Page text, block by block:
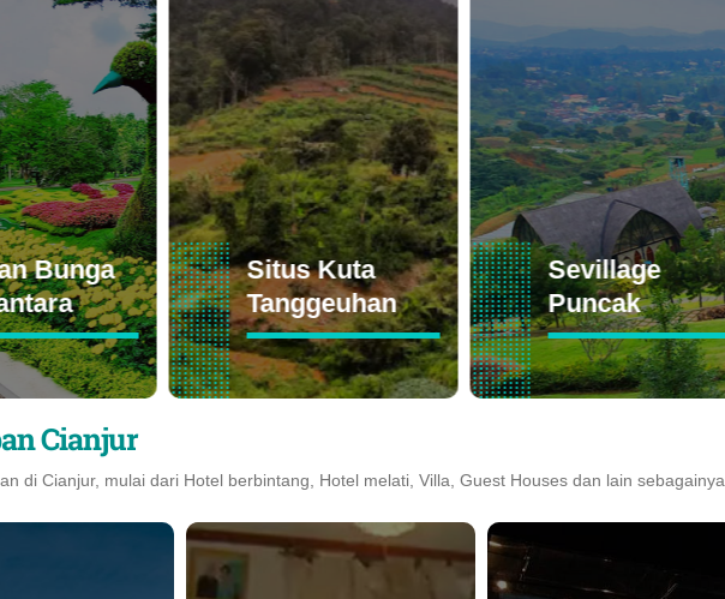
Bunga
Situs Kuta
Tanggeuhan
Sevillage
Puncak
Cianjur
di Cianjur, mulai dari Hotel berbintang, Hotel melati, Villa, Guest Houses dan lain sebagainya